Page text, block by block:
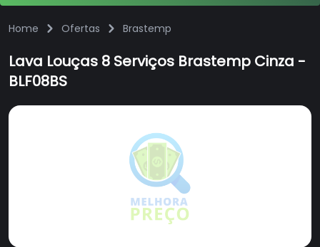
Home Ofertas Brastemp
Lava Louças 8 Serviços Brastemp Cinza -
BLF08BS